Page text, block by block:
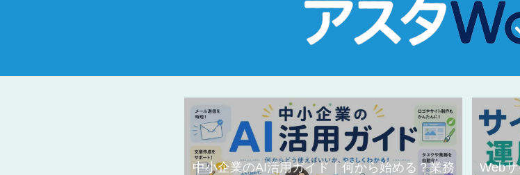
中小企業のAI活用ガイド｜何から始める？業務
Web